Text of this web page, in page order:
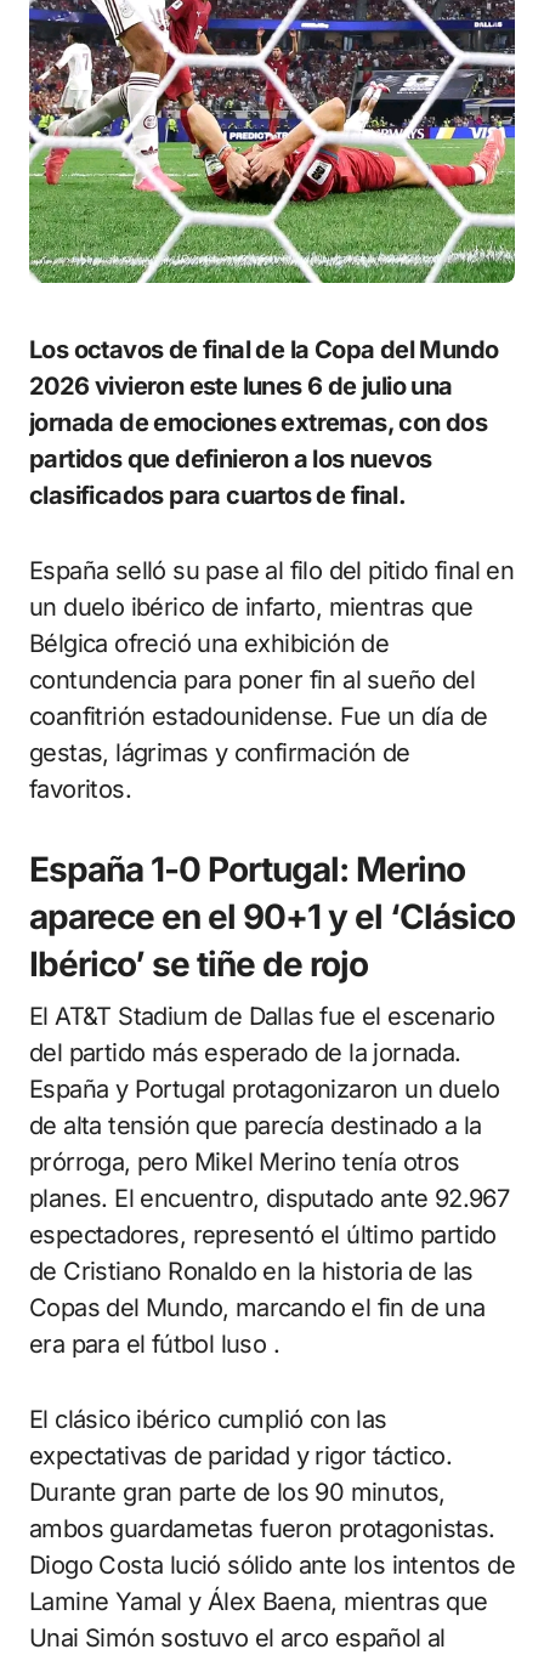
Los octavos de final de la Copa del Mundo
2026 vivieron este lunes 6 de julio una
jornada de emociones extremas, con dos
partidos que definieron a los nuevos
clasificados para cuartos de final.
España selló su pase al filo del pitido final en
un duelo ibérico de infarto, mientras que
Bélgica ofreció una exhibición de
contundencia para poner fin al sueño del
coanfitrión estadounidense. Fue un día de
gestas, lágrimas y confirmación de
favoritos.
España 1-0 Portugal: Merino
aparece en el 90+1 y el ‘Clásico
Ibérico’ se tiñe de rojo
El AT&T Stadium de Dallas fue el escenario
del partido más esperado de la jornada.
España y Portugal protagonizaron un duelo
de alta tensión que parecía destinado a la
prórroga, pero Mikel Merino tenía otros
planes. El encuentro, disputado ante 92.967
espectadores, representó el último partido
de Cristiano Ronaldo en la historia de las
Copas del Mundo, marcando el fin de una
era para el fútbol luso .
El clásico ibérico cumplió con las
expectativas de paridad y rigor táctico.
Durante gran parte de los 90 minutos,
ambos guardametas fueron protagonistas.
Diogo Costa lució sólido ante los intentos de
Lamine Yamal y Álex Baena, mientras que
Unai Simón sostuvo el arco español al